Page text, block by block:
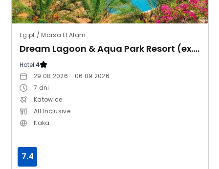
Egipt / Marsa El Alam
Dream Lagoon & Aqua Park Resort (ex. Floriana Dream Lagoon)
Hotel:4
29.08.2026 - 06.09.2026
7 dni
Katowice
All Inclusive
Itaka
7.4